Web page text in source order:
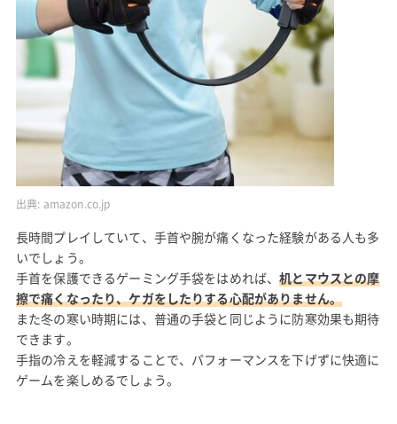
出典: amazon.co.jp
長時間プレイしていて、手首や腕が痛くなった経験がある人も多
いでしょう。
手首を保護できるゲーミング手袋をはめれば、机とマウスとの摩
擦で痛くなったり、ケガをしたりする心配がありません。
また冬の寒い時期には、普通の手袋と同じように防寒効果も期待
できます。
手指の冷えを軽減することで、パフォーマンスを下げずに快適に
ゲームを楽しめるでしょう。